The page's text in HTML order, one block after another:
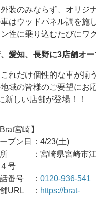
外装のみならず、オリジ
はウッドパネル調を施
性に乗り込むたびにワ
愛知、長野に3店舗オ
れだけ個性的な車が揃
域の皆様のご要望にお
新しい店舗が登場！！
Brat宮崎】
プン日：4/23(土)
：宮崎県宮崎市江
号
番号 ：0120-936-541
URL ： https://brat-